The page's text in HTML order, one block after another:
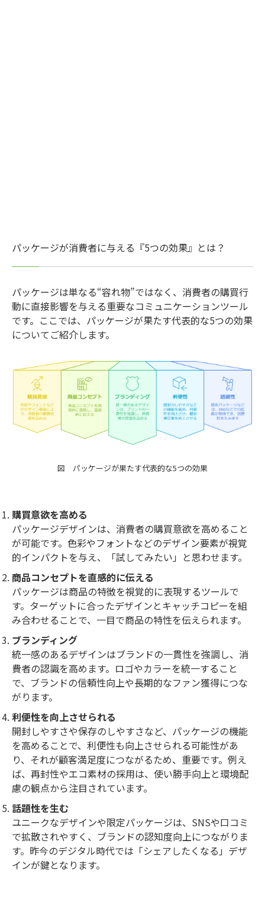
パッケージが消費者に与える『5つの効果』とは？
パッケージは単なる“容れ物”ではなく、消費者の購買行
動に直接影響を与える重要なコミュニケーションツール
です。ここでは、パッケージが果たす代表的な5つの効果
についてご紹介します。
図 パッケージが果たす代表的な5つの効果
購買意欲を高める
パッケージデザインは、消費者の購買意欲を高めること
が可能です。色彩やフォントなどのデザイン要素が視覚
的インパクトを与え、「試してみたい」と思わせます。
商品コンセプトを直感的に伝える
パッケージは商品の特徴を視覚的に表現するツールで
す。ターゲットに合ったデザインとキャッチコピーを組
み合わせることで、一目で商品の特性を伝えられます。
ブランディング
統一感のあるデザインはブランドの一貫性を強調し、消
費者の認識を高めます。ロゴやカラーを統一すること
で、ブランドの信頼性向上や長期的なファン獲得につな
がります。
利便性を向上させられる
開封しやすさや保存のしやすさなど、パッケージの機能
を高めることで、利便性も向上させられる可能性があ
り、それが顧客満足度につながるため、重要です。例え
ば、再封性やエコ素材の採用は、使い勝手向上と環境配
慮の観点から注目されています。
話題性を生む
ユニークなデザインや限定パッケージは、SNSや口コミ
で拡散されやすく、ブランドの認知度向上につながりま
す。昨今のデジタル時代では「シェアしたくなる」デザ
インが鍵となります。